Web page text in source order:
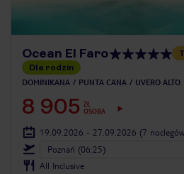
Ocean El Faro
Dla rodzin
DOMINIKANA PUNTA CANA UVERO ALTO
8 905 ZŁ
OSOBA
19.09.2026 - 27.09.2026 (7
Poznań (06:25)
All Inclusive